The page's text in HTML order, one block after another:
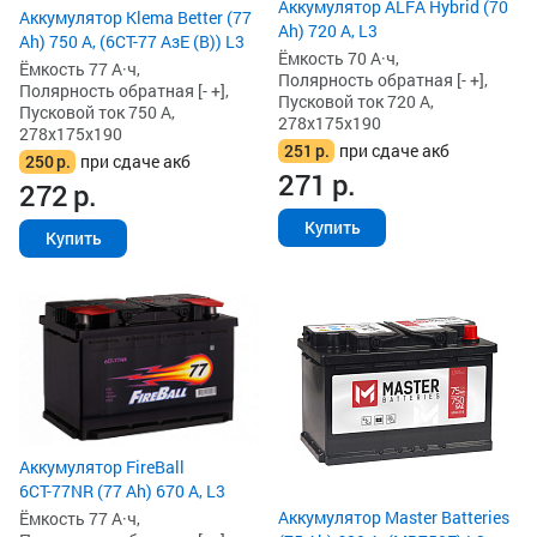
Аккумулятор Klema Better (77
Ah) 750 А, (6СТ-77 АзЕ (B)) L3
Ёмкость 77 А·ч,
Полярность обратная [- +],
Пусковой ток 750 А,
278x175x190
250р. при сдаче акб
272р.
Купить
Аккумулятор ALFA Hybrid (70
Ah) 720 А, L3
Ёмкость 70 А·ч,
Полярность обратная [- +],
Пусковой ток 720 А,
278x175x190
251 р. при сдаче акб
271 р.
Купить
Аккумулятор FireBall
6СТ-77NR (77 Ah) 670 А, L3
Ёмкость 77 А·ч,
Аккумулятор Master Batteries